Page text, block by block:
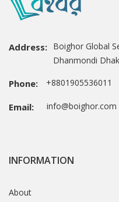
Address: Boighor Global
Dhanmondi
Phone: +8801905536011
Email: info@boighor.com
INFORMATION
About